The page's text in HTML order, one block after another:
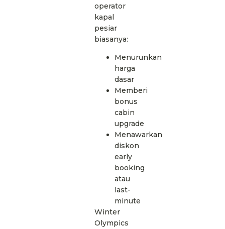
operator
kapal
pesiar
biasanya:
Menurunkan
harga
dasar
Memberi
bonus
cabin
upgrade
Menawarkan
diskon
early
booking
atau
last-
minute
Winter
Olympics